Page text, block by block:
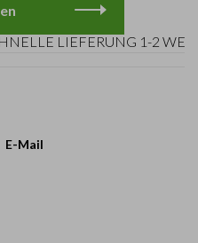
LIEFERUNG 1-2
E-Mail